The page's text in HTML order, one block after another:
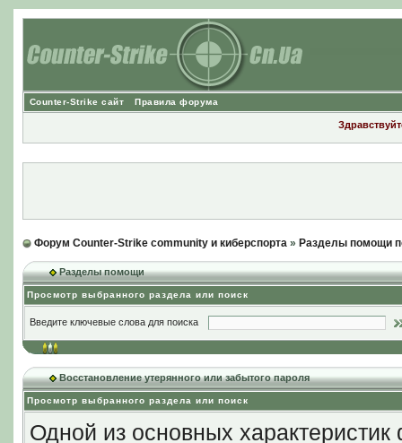
Counter-Strike сайт Правила форума
Форум Counter-Strike community и киберспорта» Разделы помощи
Разделы помощи
Просмотр выбранного раздела или поиск
Введите ключевые слова для поиска
Восстановление утерянного или забытого пароля
Просмотр выбранного раздела или поиск
Одной из основных